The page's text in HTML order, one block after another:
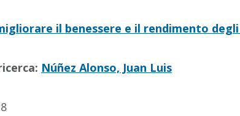
il benessere e il rendimento
Núñez Alonso, Juan Luis